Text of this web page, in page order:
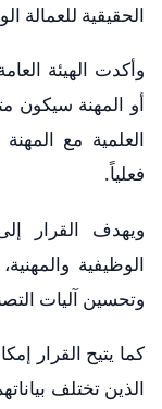
الحقيقية للعمالة
وأكدت الهيئة
أو المهنة سيكون
العلمية مع
فعلياً.
ويهدف القرار
الوظيفية
وتحسين آليات
كما يتيح القرار
الذين تختلف